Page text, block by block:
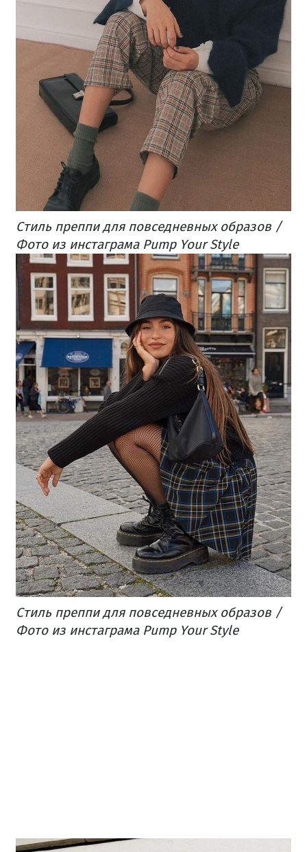
Стиль преппи для повседневных образов /
Фото из инстаграма Pump Your Style
Стиль преппи для повседневных образов /
Фото из инстаграма Pump Your Style